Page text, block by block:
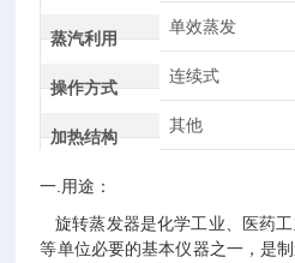
蒸汽利用
单效蒸发
操作方式
连续式
加热结构
其他
一. 用途：
旋转蒸发器是化学工业、医药
等单位必要的基本仪器之一，是